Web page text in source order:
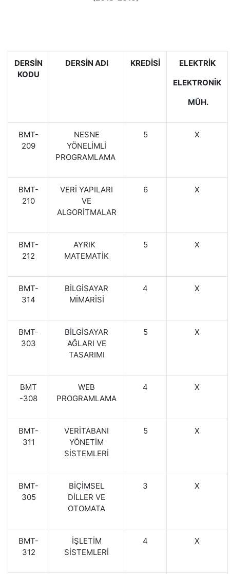
DERSİN
KODU
DERSİN ADI KREDİSİ
ELEKTRİK
ELEKTRONİK
MÜH.
BMT-
209
NESNE
YÖNELİMLİ
PROGRAMLAMA
5 X
BMT-
210
VERİ YAPILARI
VE
ALGORİTMALAR
6 X
BMT-
212
AYRIK
MATEMATİK
5 X
BMT-
314
BİLGİSAYAR
MİMARİSİ
4 X
BMT-
303
BİLGİSAYAR
AĞLARI VE
TASARIMI
5 X
BMT
-308
WEB
PROGRAMLAMA
4 X
BMT-
311
VERİTABANI
YÖNETİM
SİSTEMLERİ
5 X
BMT-
305
BİÇİMSEL
DİLLER VE
OTOMATA
3 X
BMT-
312
İŞLETİM
SİSTEMLERİ
4 X